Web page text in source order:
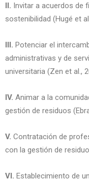
II. Invitar a acuerdos de
sostenibilidad (Hugé et
III. Potenciar el
administrativas y de
universitaria (Zen et al.,
IV. Animar a la
gestión de residuos
V. Contratación de
con la gestión de
VI. Establecimiento de